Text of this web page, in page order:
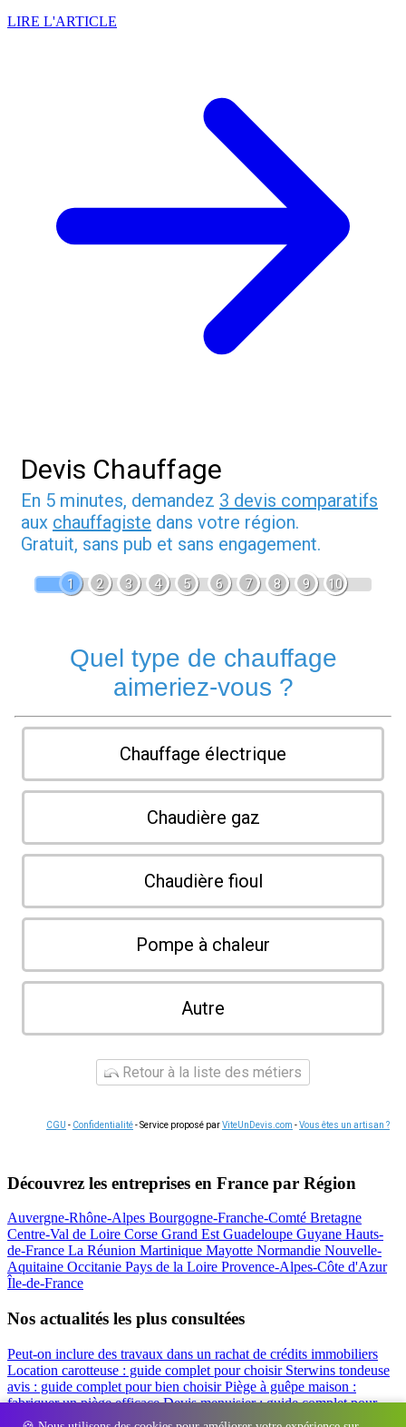
LIRE L'ARTICLE
Devis Chauffage
En 5 minutes, demandez 3 devis comparatifs
aux chauffagiste dans votre région.
Gratuit, sans pub et sans engagement.
1 2 3 4 5 6 7 8 9 10
Quel type de chauffage
aimeriez-vous ?
Chauffage électrique
Chaudière gaz
Chaudière fioul
Pompe à chaleur
Autre
Retour à la liste des métiers
CGU - Confidentialité- Service proposé parViteUnDevis.com -Vous êtes un artisan ?
Découvrez les entreprises en France par Région
Auvergne-Rhône-Alpes Bourgogne-Franche-Comté Bretagne
Centre-Val de Loire Corse Grand EstGuadeloupe Guyane Hauts-
de-France La Réunion Martinique Mayotte Normandie Nouvelle-
Aquitaine Occitanie Pays de la Loire Provence-Alpes-Côte d'Azur
Île-de-France
Nos actualités les plus consultées
Peut-on inclure des travaux dans un rachat de crédits immobiliers
Location carotteuse : guide complet pour choisir Sterwins tondeuse
avis : guide complet pour bien choisirPiège à guêpe maison :
fabriquer un piège efficaceDevis menuisier : guide complet pour
obtenir le meilleur prix
Simulation rachat de crédit : regrouper prêt